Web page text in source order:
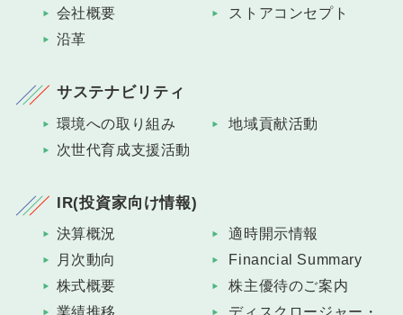
会社概要
ストアコンセプト
沿革
サステナビリティ
環境への取り組み
地域貢献活動
次世代育成支援活動
IR(投資家向け情報)
決算概況
適時開示情報
月次動向
Financial Summary
株式概要
株主優待のご案内